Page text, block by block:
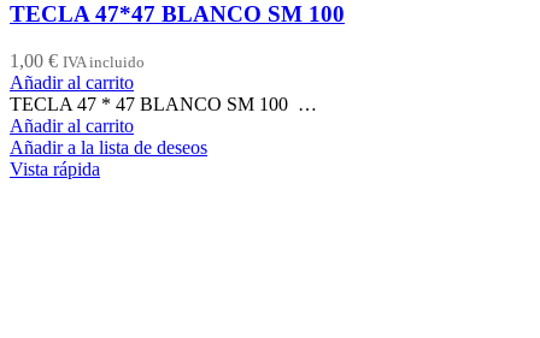
TECLA 47*47 BLANCO SM 100
1,00 € IVA incluido
Añadir al carrito
TECLA 47 * 47 BLANCO SM 100 …
Añadir al carrito
Añadir a la lista de deseos
Vista rápida